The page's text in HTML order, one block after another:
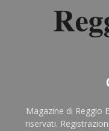
Magazine di Reggio
riservati.